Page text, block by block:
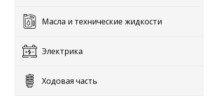
Масла и технические жидкости
Электрика
Ходовая часть